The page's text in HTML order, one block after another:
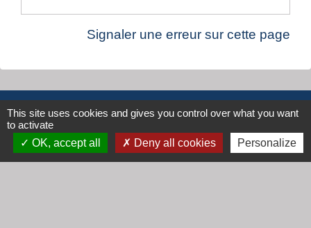
Signaler une erreur sur cette page
Contacts
Mairie de Cogny
438 Rue Mont Saint Guibert
This site uses cookies and gives you control over what you want
to activate
OK, accept all
Deny all cookies Personalize